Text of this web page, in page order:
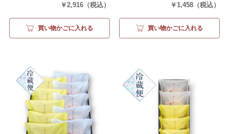
￥2,916 （税込）
買い物かごに入れる
￥1,458 （税込）
買い物かごに入れる